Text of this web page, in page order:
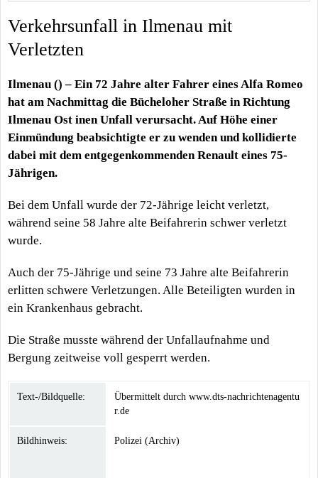
Verkehrsunfall in Ilmenau mit
Verletzten
Ilmenau () – Ein 72 Jahre alter Fahrer eines Alfa Romeo
hat am Nachmittag die Bücheloher Straße in Richtung
Ilmenau Ost inen Unfall verursacht. Auf Höhe einer
Einmündung beabsichtigte er zu wenden und kollidierte
dabei mit dem entgegenkommenden Renault eines 75-
Jährigen.
Bei dem Unfall wurde der 72-Jährige leicht verletzt,
während seine 58 Jahre alte Beifahrerin schwer verletzt
wurde.
Auch der 75-Jährige und seine 73 Jahre alte Beifahrerin
erlitten schwere Verletzungen. Alle Beteiligten wurden in
ein Krankenhaus gebracht.
Die Straße musste während der Unfallaufnahme und
Bergung zeitweise voll gesperrt werden.
Text-/Bildquelle:
Übermittelt durch www.dts-nachrichtenagentu
r.de
Bildhinweis: Polizei (Archiv)